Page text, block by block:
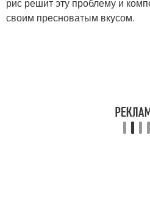
рис решит эту проблему и
своим пресноватым вкусом.